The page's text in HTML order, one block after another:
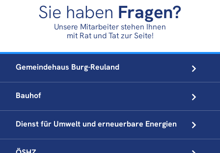
Sie haben Fragen?
Unsere Mitarbeiter stehen Ihnen
mit Rat und Tat zur Seite!
Gemeindehaus Burg-Reuland
Bauhof
Dienst für Umwelt underneuerbare Energien